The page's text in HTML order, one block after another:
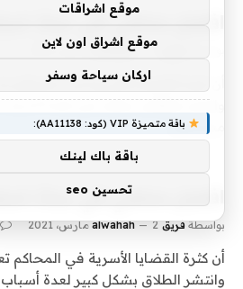
افضل محامي في جدة,
2 مارس، 2021
أن كثرة القضايا الأسرية في المحاكم
وانتشر الطلاق بشكل كبير لعدة
مجتمعية…
افضل محامي في جدة,
بواسطة فريق alwahah2 مارس، 2021
أن كثرة القضايا الأسرية في المحاكم
وانتشر الطلاق بشكل كبير لعدة
موقع اشراقات
موقع اشراق اون لاين
اركان سياحة وسفر
باقة متميزة VIP (كود: AA11138):
باقة باك لينك
تحسين seo